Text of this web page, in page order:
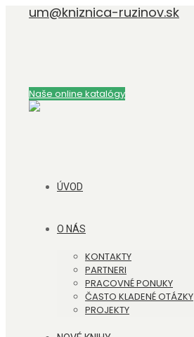
um@kniznica-ruzinov.sk
Naše online katalógy
ÚVOD
O NÁS
KONTAKTY
PARTNERI
PRACOVNÉ PONUKY
ČASTO KLADENÉ OTÁZKY
PROJEKTY